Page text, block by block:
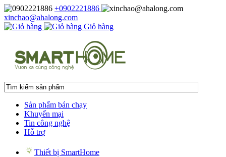
+0902221886
xinchao@ahalong.com
Giỏ hàng
Sản phẩm bán chạy
Khuyến mại
Tin công nghệ
Hỗ trợ
Thiết bị SmartHome